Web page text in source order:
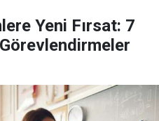
Yeni Fırsat: 7